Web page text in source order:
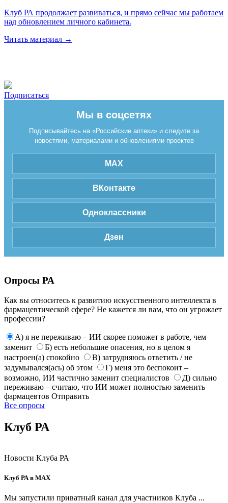
Клуб РА продолжает развиваться, и прямо сейчас мы работаем
над обновлением личного кабинета.
Читать материал →
Подписаться
Мы в соцсетях
Подписывайтесь на «Российские аптеки» и следите за
новостями, материалами и обновлениями проектов
MAX
ВКонтакте
Одноклассники
Дзен
Опросы РА
Как вы относитесь к развитию искусственного интеллекта в
фармацевтической сфере? Не кажется ли вам, что он угрожает
профессии?
А) я не переживаю – ИИ скорее поможет в работе, чем
заменит
Б) есть небольшие опасения, но в целом я
настроен(а) спокойно
В) затрудняюсь ответить / не
задумывался(ась) об этом
Г) меня это беспокоит –
возможно, ИИ частично заменит специалистов
Д) сильно
переживаю – считаю, что ИИ может полностью заменить
фармацевтов Отправить
Все опросы
Клуб РА
Новости Клуба РА
Клуб РА в MAX
Мы запустили приватный канал для участников Клуба ...